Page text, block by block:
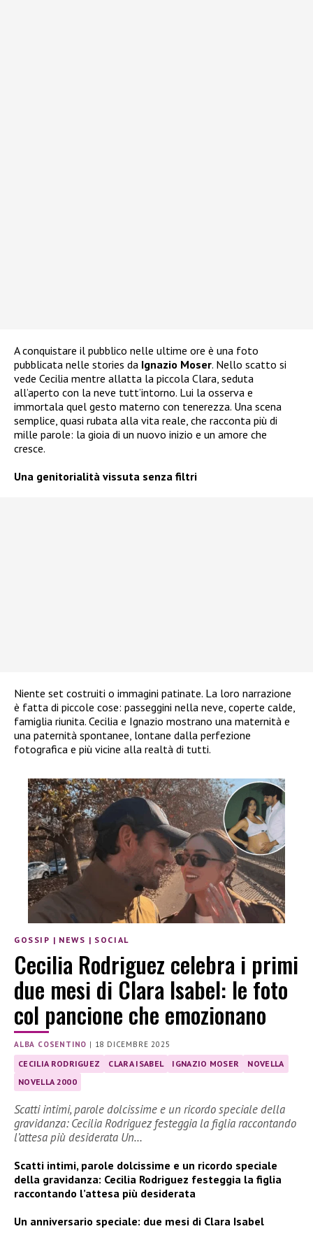
A conquistare il pubblico nelle ultime ore è una foto
pubblicata nelle stories da Ignazio Moser. Nello scatto si
vede Cecilia mentre allatta la piccola Clara, seduta
all’aperto con la neve tutt’intorno. Lui la osserva e
immortala quel gesto materno con tenerezza. Una scena
semplice, quasi rubata alla vita reale, che racconta più di
mille parole: la gioia di un nuovo inizio e un amore che
cresce.
Una genitorialità vissuta senza filtri
Niente set costruiti o immagini patinate. La loro narrazione
è fatta di piccole cose: passeggini nella neve, coperte calde,
famiglia riunita. Cecilia e Ignazio mostrano una maternità e
una paternità spontanee, lontane dalla perfezione
fotografica e più vicine alla realtà di tutti.
GOSSIP | NEWS | SOCIAL
Cecilia Rodriguez celebra i primi
due mesi di Clara Isabel: le foto
col pancione che emozionano
ALBA COSENTINO | 18 DICEMBRE 2025
CECILIA RODRIGUEZ CLARA ISABEL IGNAZIO MOSER
NOVELLA
NOVELLA 2000
Scatti intimi, parole dolcissime e un ricordo speciale della
gravidanza: Cecilia Rodriguez festeggia la figlia raccontando
l’attesa più desiderata Un…
Scatti intimi, parole dolcissime e un ricordo speciale
della gravidanza: Cecilia Rodriguez festeggia la figlia
raccontando l’attesa più desiderata
Un anniversario speciale: due mesi di Clara Isabel